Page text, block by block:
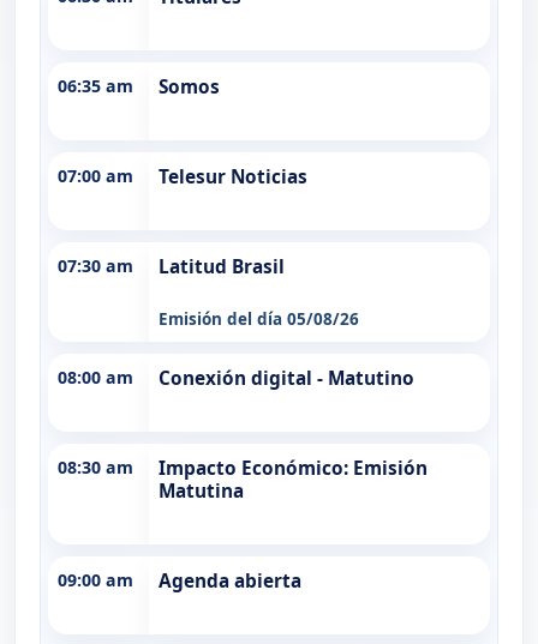
06:35 am Somos
07:00 am Telesur Noticias
07:30 am Latitud Brasil
Emisión del día 05/08/26
08:00 am Conexión digital - Matutino
08:30 am
Impacto Económico: Emisión
Matutina
09:00 am Agenda abierta